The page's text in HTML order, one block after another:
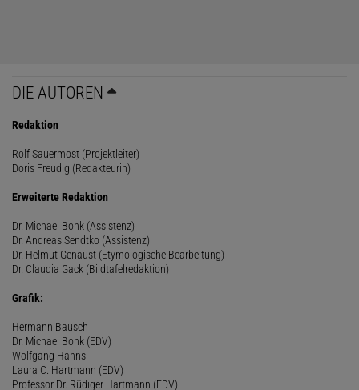
DIE AUTOREN
Redaktion
Rolf Sauermost (Projektleiter)
Doris Freudig (Redakteurin)
Erweiterte Redaktion
Dr. Michael Bonk (Assistenz)
Dr. Andreas Sendtko (Assistenz)
Dr. Helmut Genaust (Etymologische Bearbeitung)
Dr. Claudia Gack (Bildtafelredaktion)
Grafik:
Hermann Bausch
Dr. Michael Bonk (EDV)
Wolfgang Hanns
Laura C. Hartmann (EDV)
Professor Dr. Rüdiger Hartmann (EDV)